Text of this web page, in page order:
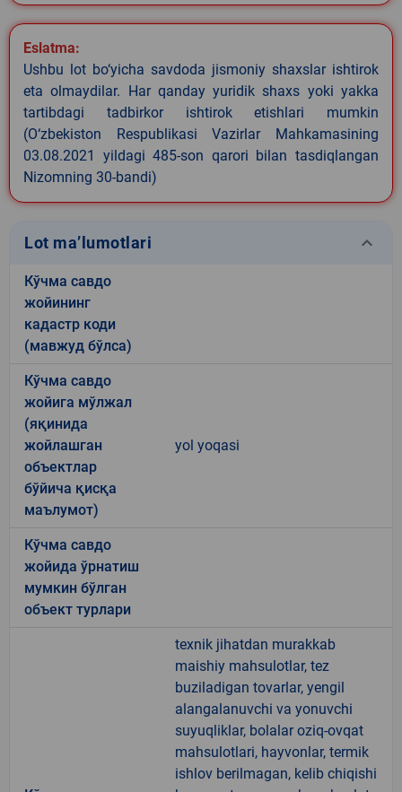
Eslatma:
Ushbu lot bo‘yicha savdoda jismoniy shaxslar ishtirok
eta olmaydilar. Har qanday yuridik shaxs yoki yakka
tartibdagi tadbirkor ishtirok etishlari mumkin
(O‘zbekiston Respublikasi Vazirlar Mahkamasining
03.08.2021 yildagi 485-son qarori bilan tasdiqlangan
Nizomning 30-bandi)
Lot ma’lumotlari keyboard_arrow_down
Кўчма савдо
жойининг
кадастр коди
(мавжуд бўлса)
Кўчма савдо
жойига мўлжал
(яқинида
жойлашган
объектлар
бўйича қисқа
маълумот)
yol yoqasi
Кўчма савдо
жойида ўрнатиш
мумкин бўлган
объект турлари
texnik jihatdan murakkab
maishiy mahsulotlar, tez
buziladigan tovarlar, yengil
alangalanuvchi va yonuvchi
suyuqliklar, bolalar oziq-ovqat
mahsulotlari, hayvonlar, termik
ishlov berilmagan, kelib chiqishi